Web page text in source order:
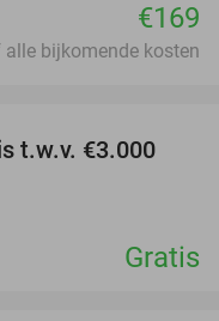
€169
alle bijkomende kosten
t.w.v. €3.000
Gratis